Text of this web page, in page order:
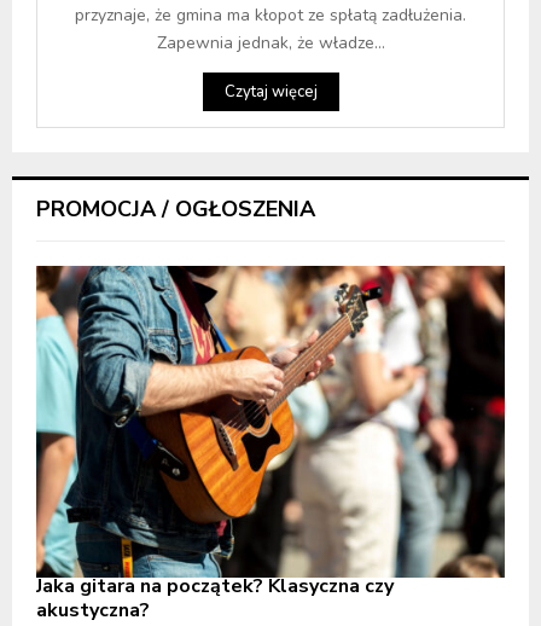
przyznaje, że gmina ma kłopot ze spłatą zadłużenia.
Zapewnia jednak, że władze...
Czytaj więcej
PROMOCJA / OGŁOSZENIA
Jaka gitara na początek? Klasyczna czy
akustyczna?